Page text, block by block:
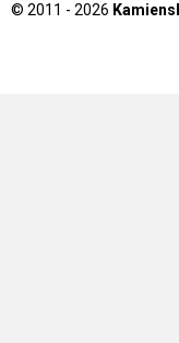
© 2011 - 2026